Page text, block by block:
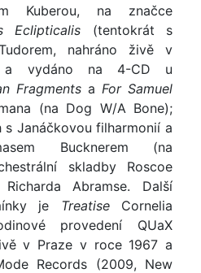
Kuberou, na značce
Eclipticalis (tentokrát s
nahráno živě v
a vydáno na 4-CD u
Fragments a For Samuel
(na Dog W/A Bone);
s Janáčkovou filharmonií a
Bucknerem (na
skladby Roscoe
Abramse. Další
je TreatiseCornelia
provedení QUaX
v Praze v roce 1967 a
Records (2009, New